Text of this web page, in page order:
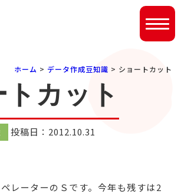
ホーム > データ作成豆知識 > ショートカット
トカット
投稿日：2012.10.31
レーターのＳです。今年も残すは2